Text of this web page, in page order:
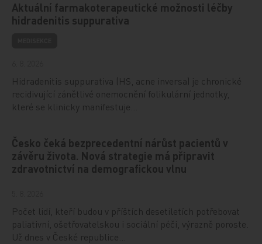
Aktuální farmakoterapeutické možnosti léčby
hidradenitis suppurativa
Hidradenitis suppurativa (HS, acne inversa) je chronické
recidivující zánětlivé onemocnění folikulární jednotky,
které se klinicky manifestuje…
Česko čeká bezprecedentní nárůst pacientů v
závěru života. Nová strategie má připravit
zdravotnictví na demografickou vlnu
Počet lidí, kteří budou v příštích desetiletích potřebovat
paliativní, ošetřovatelskou i sociální péči, výrazně poroste.
Už dnes v České republice…